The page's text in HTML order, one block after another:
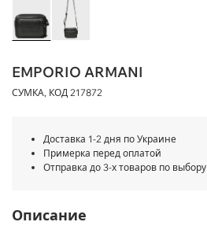
EMPORIO ARMANI
СУМКА, КОД 217872
Доставка 1-2 дня по Украине
Примерка перед оплатой
Отправка до 3-х товаров по выбору
Описание